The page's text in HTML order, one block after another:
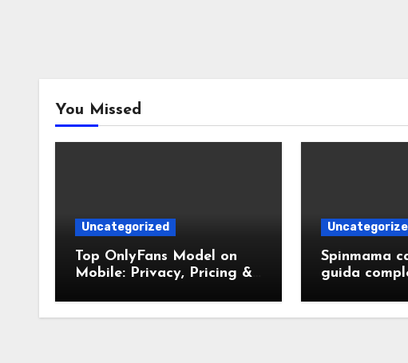
You Missed
Uncategorized
Top OnlyFans Model on
Mobile: Privacy, Pricing &
Spinmama
guida